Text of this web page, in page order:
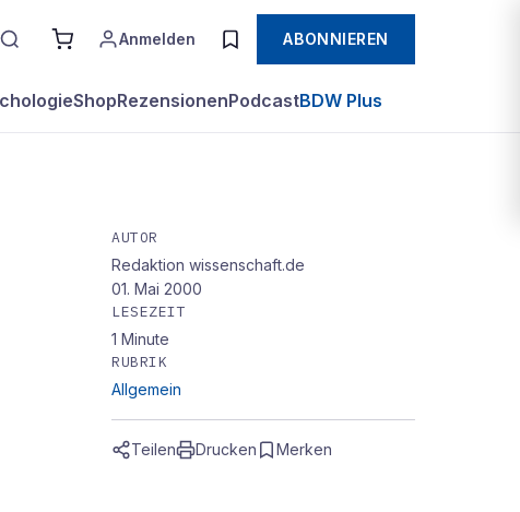
Anmelden ABONNIEREN
ShopRezensionenPodcastBDW Plus
AUTOR
Redaktion wissenschaft.de
01. Mai 2000
LESEZEIT
1 Minute
RUBRIK
Allgemein
Teilen Drucken Merken